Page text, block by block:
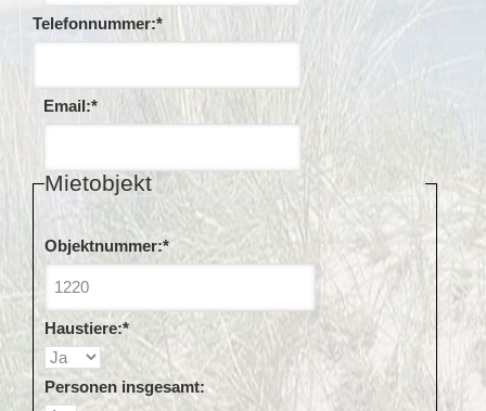
Telefonnummer:*
Email:*
Mietobjekt
Objektnummer:*
Haustiere:*
Personen insgesamt: